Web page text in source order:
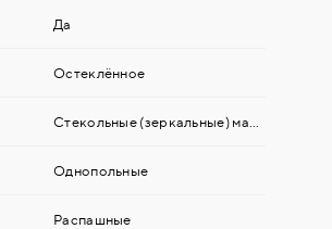
Да
Остеклённое
Однопольные
Распашные